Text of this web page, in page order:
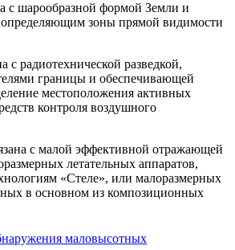
с шарообразной формой Земли и
определяющим зоны прямой видимости
с радиотехнической разведкой,
границы и обеспечивающей
местоположения активных
контроля воздушного
с малой эффективной отражающей
летательных аппаратов,
«Стеле», или малоразмерных
в основном из композиционных